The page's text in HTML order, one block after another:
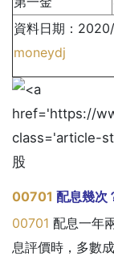
資料日期：
moneydj
00701 配息幾次
00701 配息一年
息評價時，多數